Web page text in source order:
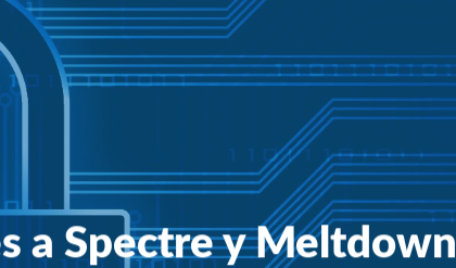
a Spectre y Meltdown